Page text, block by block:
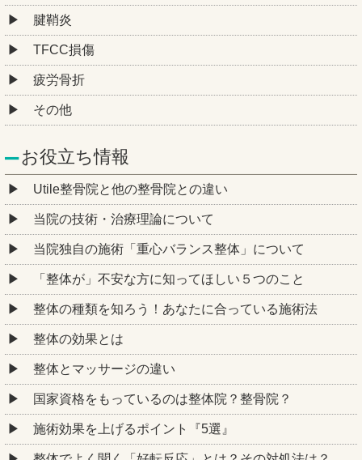
腱鞘炎
TFCC損傷
疲労骨折
その他
お役立ち情報
Utile整骨院と他の整骨院との違い
当院の技術・治療理論について
当院独自の施術「重心バランス整体」について
「整体が」不安な方に知ってほしい５つのこと
整体の種類を知ろう！あなたに合っている施術法
整体の効果とは
整体とマッサージの違い
国家資格をもっているのは整体院？整骨院？
施術効果を上げるポイント『5選』